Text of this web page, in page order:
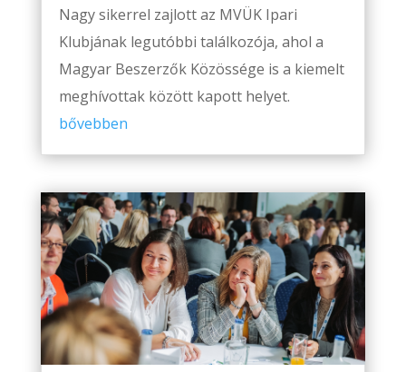
Nagy sikerrel zajlott az MVÜK Ipari
Klubjának legutóbbi találkozója, ahol a
Magyar Beszerzők Közössége is a kiemelt
meghívottak között kapott helyet.
bővebben